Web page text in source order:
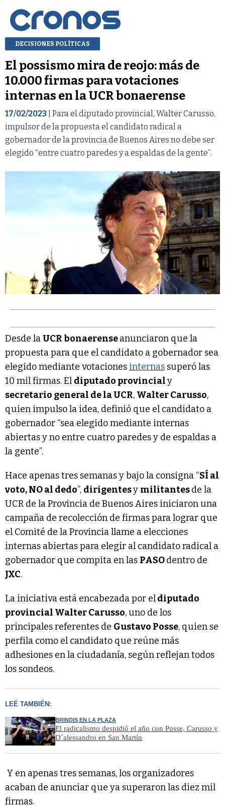
DECISIONES POLÍTICAS
El possismo mira de reojo: más de
10.000 firmas para votaciones
internas en la UCR bonaerense
17/02/2023 | Para el diputado provincial, Walter Carusso,
impulsor de la propuesta el candidato radical a
gobernador de la provincia de Buenos Aires no debe ser
elegido “entre cuatro paredes y a espaldas de la gente”.
Desde laUCR bonaerenseanunciaron que la
propuesta para que el candidato a gobernador sea
elegido mediante votaciones internas superó las
10 mil firmas. El diputado provincialy
secretario general de la UCR, Walter Carusso,
quien impulso la idea, definió que el candidato a
gobernador “sea elegido mediante internas
abiertas y no entre cuatro paredes y de espaldas a
la gente”.
Hace apenas tres semanas y bajo la consigna “SÍ al
voto, NO al dedo”, dirigentesy militantesde la
UCR de la Provincia de Buenos Aires iniciaron una
campaña de recolección de firmas para lograr que
el Comité de la Provincia llame a elecciones
internas abiertas para elegir al candidato radical a
gobernador que compita en las PASOdentro de
JXC.
La iniciativa está encabezada por eldiputado
provincial Walter Carusso, uno de los
principales referentes de Gustavo Posse, quien se
perfila como el candidato que reúne más
adhesiones en la ciudadanía, según reflejan todos
los sondeos.
LEÉ TAMBIÉN:
BRINDIS EN LA PLAZA
El radicalismo despidió el año con Posse, Carusso y
D´alessandro en San Martín
Y en apenas tres semanas, los organizadores
acaban de anunciar que ya superaron las diez mil
firmas.